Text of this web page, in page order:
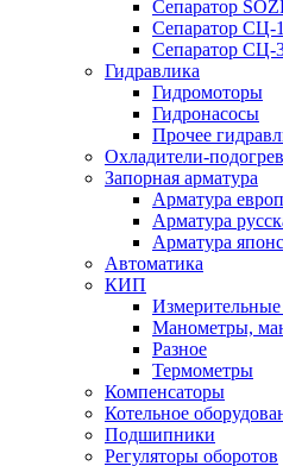
Сепаратор
Сепаратор СЦ-
Сепаратор СЦ-
Гидравлика
Гидромоторы
Гидронасосы
Прочее
Охладители-
Запорная арматура
Арматура
Арматура
Арматура
Автоматика
КИП
Манометры,
Разное
Термометры
Компенсаторы
Котельное
Подшипники
Регуляторы оборотов